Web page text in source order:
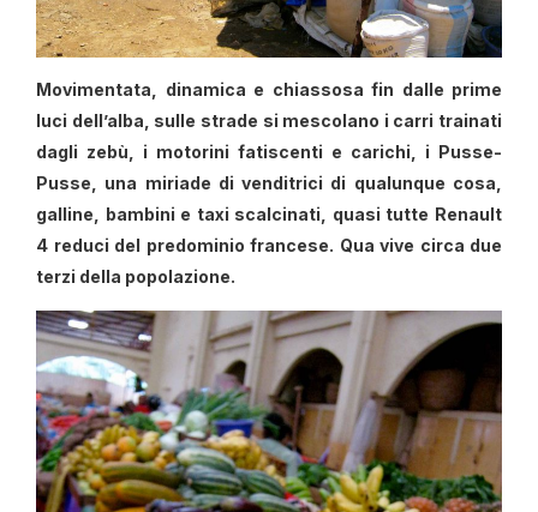
Movimentata, dinamica e chiassosa fin dalle prime
luci dell’alba, sulle strade si mescolano i carri trainati
dagli zebù, i motorini fatiscenti e carichi, i Pusse-
Pusse, una miriade di venditrici di qualunque cosa,
galline, bambini e taxi scalcinati, quasi tutte Renault
4 reduci del predominio francese. Qua vive circa due
terzi della popolazione.